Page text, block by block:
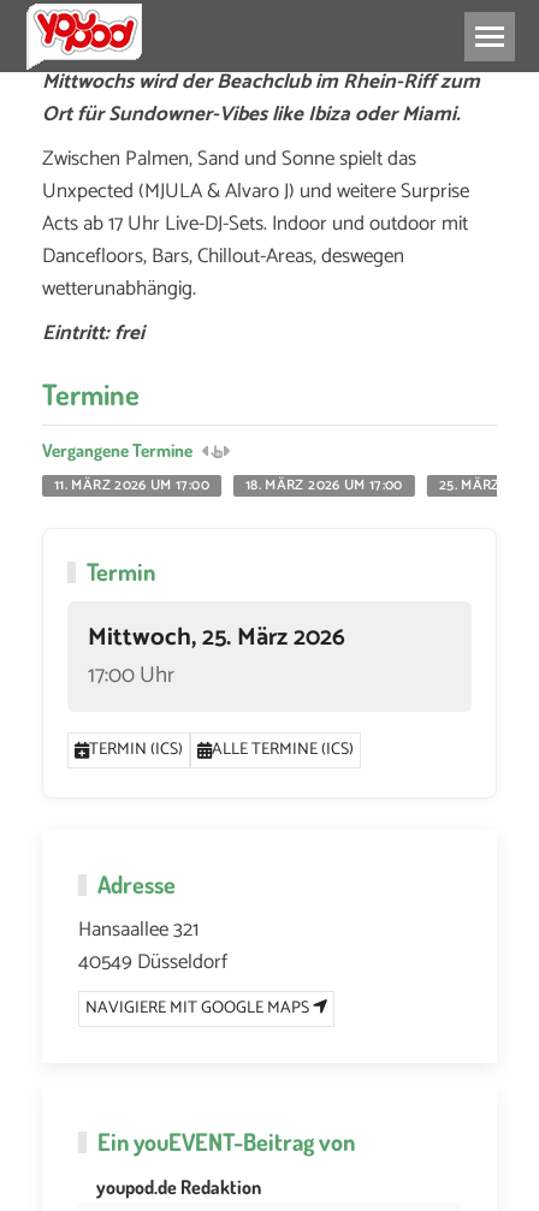
Mittwochs wird der Beachclub im Rhein-Riff zum
Ort für Sundowner-Vibes like Ibiza oder Miami.
Zwischen Palmen, Sand und Sonne spielt das
Unxpected (MJULA & Alvaro J) und weitere Surprise
Acts ab 17 Uhr Live-DJ-Sets. Indoor und outdoor mit
Dancefloors, Bars, Chillout-Areas, deswegen
wetterunabhängig.
Eintritt: frei
Termine
Vergangene Termine
11. MÄRZ 2026 UM 17:00
18. MÄRZ 2026 UM 17:00 25. MÄRZ
Termin
Mittwoch, 25. März 2026
17:00 Uhr
TERMIN (ICS) ALLE TERMINE (ICS)
Adresse
Hansaallee 321
40549 Düsseldorf
NAVIGIERE MIT GOOGLE MAPS
EinyouEVENT-Beitrag von
youpod.de Redaktion